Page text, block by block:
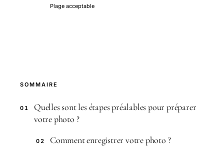
Plage acceptable
SOMMAIRE
01
Quelles sont les étapes préalables pour préparer
votre photo ?
02 Comment enregistrer votre photo ?